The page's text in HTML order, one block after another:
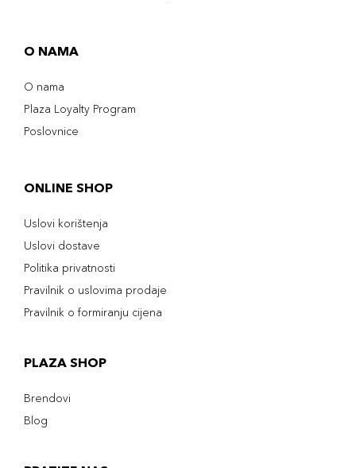
O NAMA
O nama
Plaza Loyalty Program
Poslovnice
ONLINE SHOP
Uslovi korištenja
Uslovi dostave
Politika privatnosti
Pravilnik o uslovima prodaje
Pravilnik o formiranju cijena
PLAZA SHOP
Brendovi
Blog